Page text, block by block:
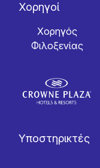
Χορηγοί
Χορηγός
Φιλοξενίας
Υποστηρικτές